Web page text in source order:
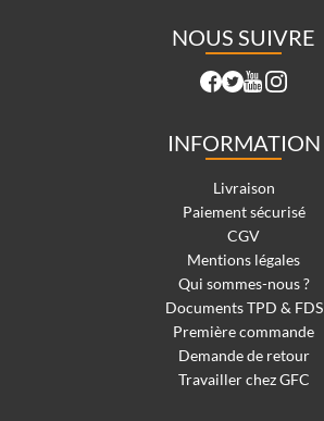
NOUS SUIVRE
INFORMATION
Livraison
Paiement sécurisé
CGV
Mentions légales
Qui sommes-nous ?
Documents TPD & FDS
Première commande
Demande de retour
Travailler chez GFC